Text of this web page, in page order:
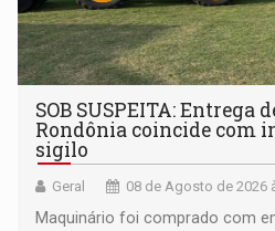
SOB SUSPEITA: Entrega
Rondônia coincide com
sigilo
Geral 08 de Agosto de 2026
Maquinário foi comprado com